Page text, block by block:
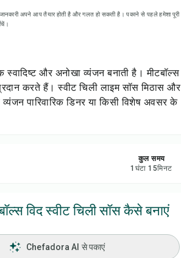
रेसिपी प्रिंट करें
शेयर करें
रिपोर्ट करें
अपने आप तैयार होती है और गलत हो सकती है। पकाने से पहले हमेशा पूरी
और अनोखा व्यंजन बनाती है। मीटबॉल्स
करते हैं। स्वीट चिली लाइम सॉस मिठास और
पारिवारिक डिनर या किसी विशेष अवसर के
कुल समय
1 घंटा 15मिनट
विद स्वीट चिली सॉस कैसे बनाएं
Chefadora AI से पकाएं